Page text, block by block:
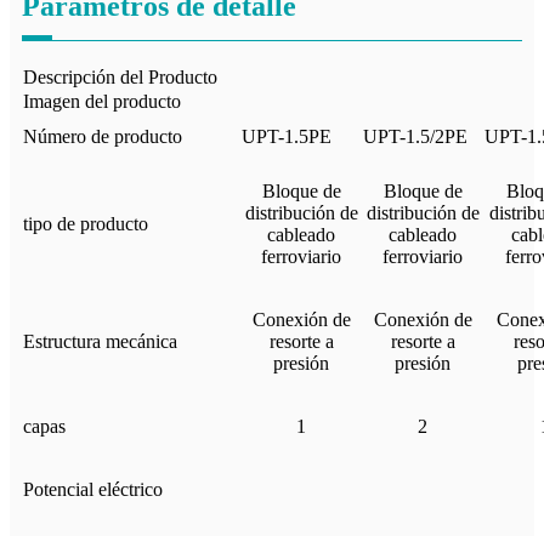
Descripción del Producto
Imagen del producto
Número de producto
UPT-1.5PE UPT-1.5/2PE UPT-
tipo de producto
Bloque de
distribución de
cableado
ferroviario
Bloque de
distribución de
cableado
ferroviario
Estructura mecánica
Conexión de
resorte a
presión
Conexión de
resorte a
presión
capas 1 2
Potencial eléctrico